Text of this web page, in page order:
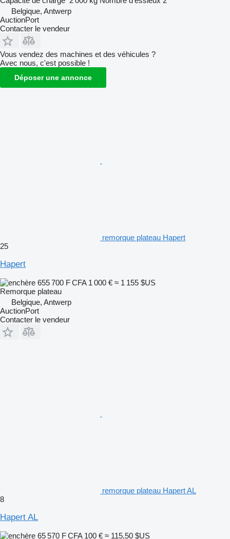
Belgique, Antwerp
AuctionPort
Contacter le vendeur
Vous vendez des machines et des véhicules ?
Avec nous, c'est possible !
Déposer une annonce
remorque plateau Hapert
25
Hapert
655 700 F CFA 1 000 € ≈ 1 155 $US
Remorque plateau
Belgique, Antwerp
AuctionPort
Contacter le vendeur
remorque plateau Hapert AL
8
Hapert AL
65 570 F CFA 100 € ≈ 115,50 $US